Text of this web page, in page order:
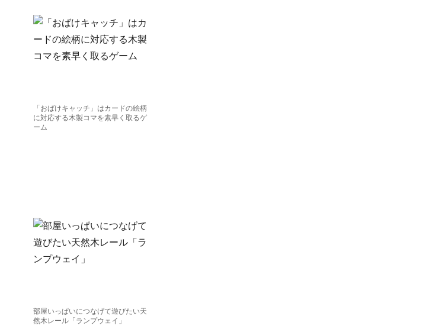
「おばけキャッチ」はカードの絵柄
に対応する木製コマを素早く取るゲ
ーム
部屋いっぱいにつなげて遊びたい天
然木レール「ランプウェイ」